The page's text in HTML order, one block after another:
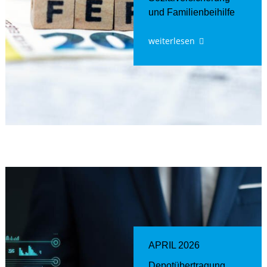
und Familienbeihilfe
weiterlesen
APRIL 2026